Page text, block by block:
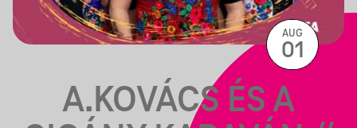
A.KOVÁCS ÉS A
AUG
01